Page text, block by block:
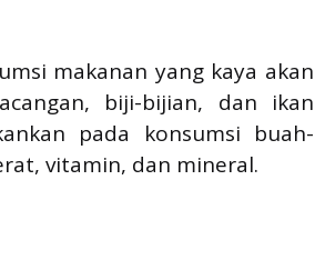
makanan yang kaya akan
biji-bijian, dan ikan
pada konsumsi buah-
vitamin, dan mineral.